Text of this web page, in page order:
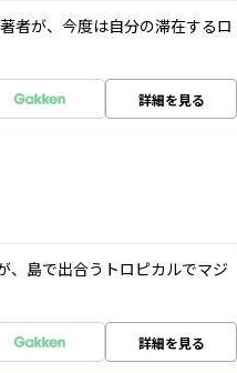
者が、今度は自分の滞在するロ
詳細を見る
、島で出合うトロピカルでマジ
詳細を見る